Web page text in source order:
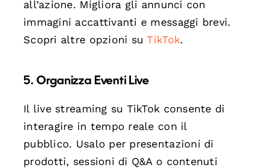
all’azione. Migliora gli annunci con
immagini accattivanti e messaggi brevi.
Scopri altre opzioni suTikTok.
5. Organizza Eventi Live
Il live streaming su TikTok consente di
interagire in tempo reale con il
pubblico. Usalo per presentazioni di
prodotti, sessioni di Q&A o contenuti